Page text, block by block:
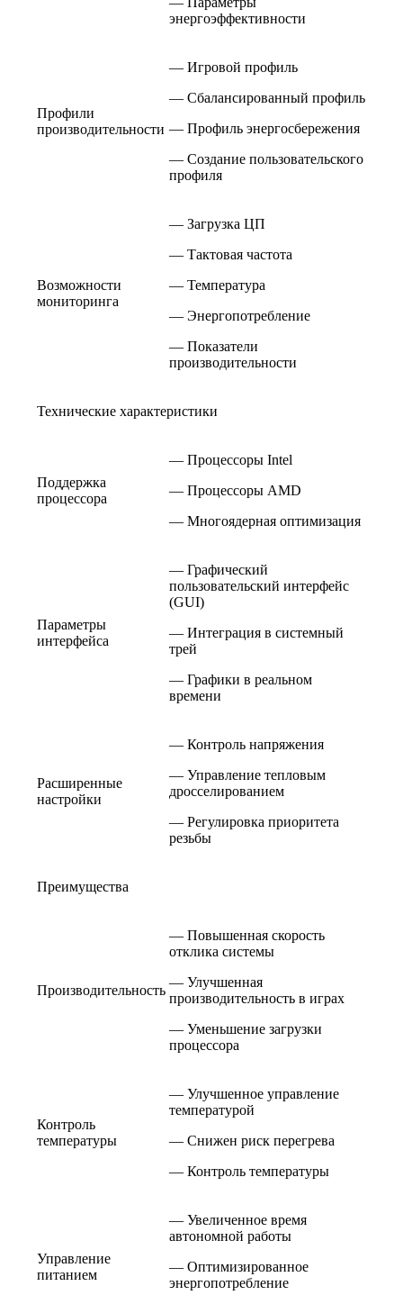
энергоэффективности
Профили
производительности
— Игровой профиль
— Сбалансированный профиль
— Профиль энергосбережения
— Создание пользовательского
профиля
Возможности
мониторинга
— Загрузка ЦП
— Тактовая частота
— Температура
— Энергопотребление
— Показатели
производительности
Технические характеристики
Поддержка
процессора
— Процессоры Intel
— Процессоры AMD
— Многоядерная оптимизация
Параметры
интерфейса
— Графический
пользовательский интерфейс
(GUI)
— Интеграция в системный
трей
— Графики в реальном
времени
Расширенные
настройки
— Контроль напряжения
— Управление тепловым
дросселированием
— Регулировка приоритета
резьбы
Преимущества
Производительность
— Повышенная скорость
отклика системы
— Улучшенная
производительность в играх
— Уменьшение загрузки
процессора
Контроль
температуры
— Улучшенное управление
температурой
— Снижен риск перегрева
— Контроль температуры
Управление
питанием
— Увеличенное время
автономной работы
— Оптимизированное
энергопотребление